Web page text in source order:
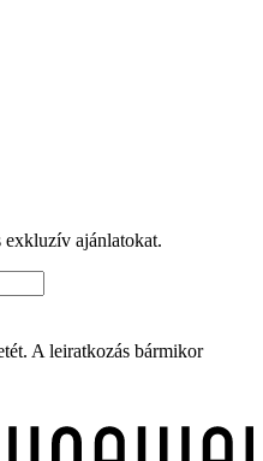
ajánlatokat.
A leiratkozás bármikor